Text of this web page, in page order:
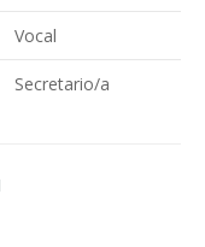
Vocal
Secretario/a